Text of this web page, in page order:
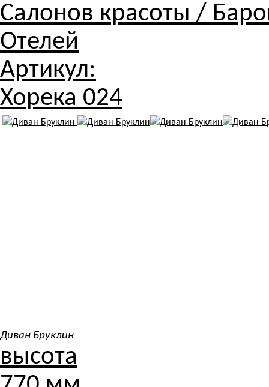
Салонов красоты /
Отелей
Артикул:
Хорека 024
Диван Бруклин
высота